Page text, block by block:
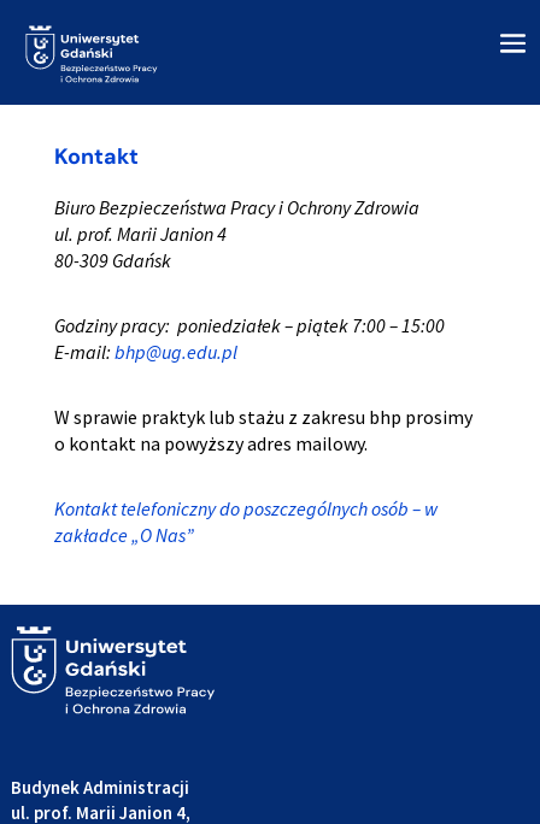
Kontakt
Biuro Bezpieczeństwa Pracy i Ochrony Zdrowia
ul. prof. Marii Janion 4
80-309 Gdańsk
Godziny pracy: poniedziałek – piątek 7:00 – 15:00
E-mail: bhp@ug.edu.pl
W sprawie praktyk lub stażu z zakresu bhp prosimy
o kontakt na powyższy adres mailowy.
Kontakt telefoniczny do poszczególnych osób – w
zakładce „O Nas”
Budynek Administracji
ul. prof. Marii Janion 4,